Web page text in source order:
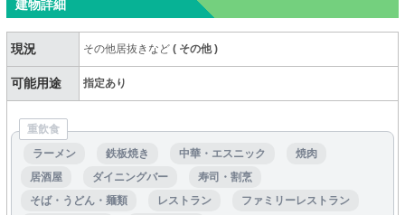
建物詳細
現況 その他居抜きなど( その他)
可能用途 指定あり
重飲食
ラーメン
鉄板焼き 中華・エスニック
焼肉
居酒屋
ダイニングバー
寿司・割烹
そば・うどん・麺類
レストラン
ファミリーレストラン